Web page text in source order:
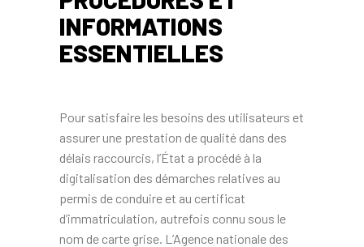
INFORMATIONS
ESSENTIELLES
Pour satisfaire les besoins des utilisateurs et
assurer une prestation de qualité dans des
délais raccourcis, l’État a procédé à la
digitalisation des démarches relatives au
permis de conduire et au certificat
d’immatriculation, autrefois connu sous le
nom de carte grise. L’Agence nationale des